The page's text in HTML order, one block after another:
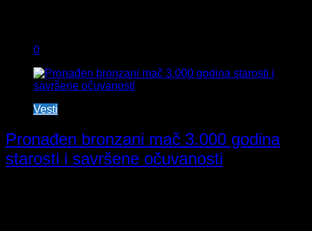
0
Vesti
Pronađen bronzani mač 3.000 godina
starosti i savršene očuvanosti